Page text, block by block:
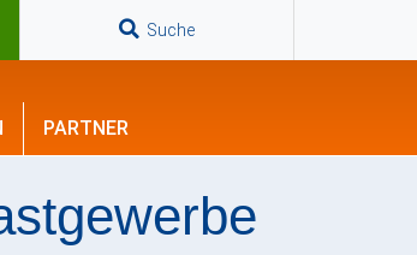
Suche
PARTNER